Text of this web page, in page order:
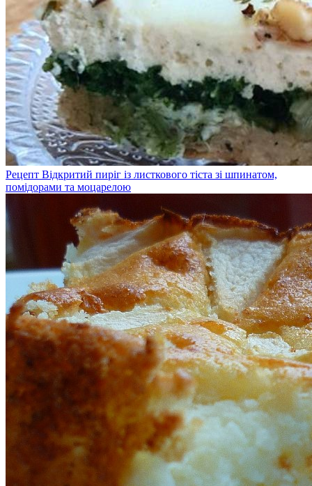
Рецепт Відкритий пиріг із листкового тіста зі шпинатом,
помідорами та моцарелою